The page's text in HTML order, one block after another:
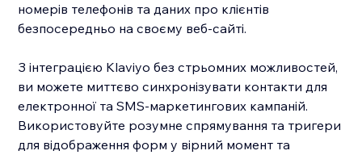
номерів телефонів та даних про клієнтів
безпосередньо на своєму веб-сайті.
З інтеграцією Klaviyo без стрьомних можливостей,
ви можете миттєво синхронізувати контакти для
електронної та SMS-маркетингових кампаній.
Використовуйте розумне спрямування та тригери
для відображення форм у вірний момент та